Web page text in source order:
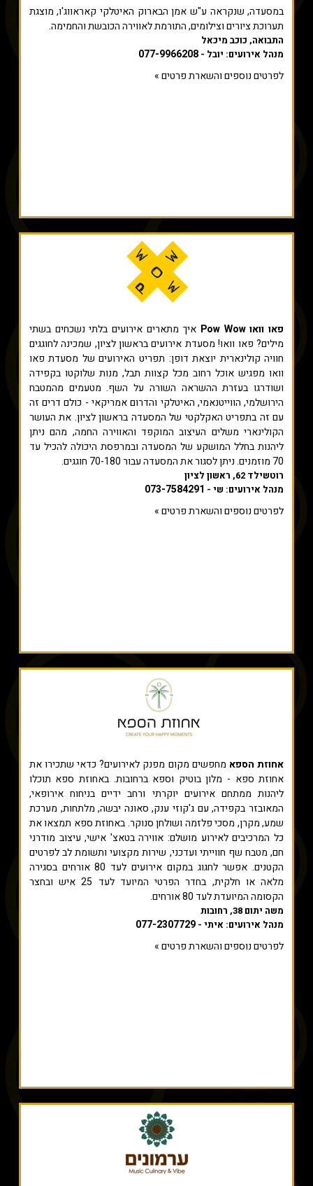
במסעדה, שנקראה ע"ש אמן הבארוק האיטלקי קאראווג'ו, מוצגת
תערוכת ציורים וצילומים, התורמת לאווירה הכובשת והחמימה.
התבואה, כוכב מיכאל
מנהל אירועים: יובל - 077-9966208
לפרטים נוספים והשארת פרטים »
פאו וואו Pow Wow
איך מתארים אירועים בלתי נשכחים בשתי
מילים? פאו וואו! מסעדת אירועים בראשון לציון, שמכינה לחוגגים
חוויה קולינארית יוצאת דופן: תפריט האירועים של מסעדת פאו
וואו מפגיש אוכל רחוב מכל קצוות תבל, מנות שלוקטו בקפידה
ושודרגו בעזרת ההשראה השורה על השף. מטעמים מהמטבח
הירושלמי, הווייטנאמי, האיטלקי והדרום אמריקאי - כולם דרים זה
עם זה בתפריט האקלקטי של המסעדה בראשון לציון. את העושר
הקולינארי משלים העיצוב המוקפד והאווירה החמה, מהם ניתן
ליהנות בחלל המושקע של המסעדה ובמרפסת היכולה להכיל עד
70 מוזמנים. ניתן לסגור את המסעדה עבור 70-180 חוגגים.
רוטשילד 62, ראשון לציון
מנהל אירועים: שי - 073-7584291
לפרטים נוספים והשארת פרטים »
אחוזת הספא מחפשים מקום מפנק לאירועים? כדאי שתכירו את
אחוזת ספא - מלון בוטיק וספא ברחובות. באחוזת ספא תוכלו
ליהנות ממתחם אירועים יוקרתי ורחב ידיים בניחוח אירופאי,
המאובזר בקפידה, עם ג'קוזי ענק, סאונה יבשה, מלתחות, מערכת
שמע, מקרן, מסכי פלזמה ושולחן סנוקר. באחוזת ספא תמצאו את
כל המרכיבים לאירוע מושלם: אווירה בטאצ' אישי, עיצוב מודרני
חם, מטבח שף חווייתי ועדכני, שירות מקצועי ותשומת לב לפרטים
הקטנים. אפשר לחגוג במקום אירועים לעד 80 אורחים בסגירה
מלאה או חלקית, בחדר הפרטי המיועד לעד 25 איש ובחצר
הקסומה המיועדת לעד 80 אורחים.
משה יתום 38, רחובות
מנהל אירועים: איתי - 077-2307729
לפרטים נוספים והשארת פרטים »